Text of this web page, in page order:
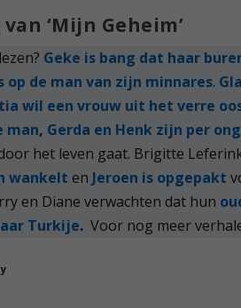
‘Mijn Geheim’
Geke is bang dat haar
op de man van zijn minnares.
wil een vrouw uit het verre
man, Gerda en Henk zijn per
het leven gaat. Brigitte
wankelt en Jeroen is opgepakt
en Diane verwachten dat hun
Turkije. Voor nog meer